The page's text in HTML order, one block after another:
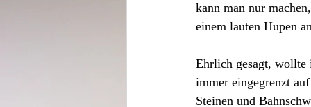
kann man nur
einem lauten Hupen
Ehrlich gesagt, wollte
immer eingegrenzt
Steinen und